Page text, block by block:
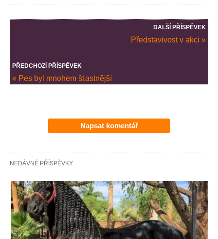
DALŠÍ PŘÍSPĚVEK
Představivost v akci »
PŘEDCHOZÍ PŘÍSPĚVEK
« Pes byl mnohem šťastnější
Napsat komentář
NEDÁVNÉ PŘÍSPĚVKY